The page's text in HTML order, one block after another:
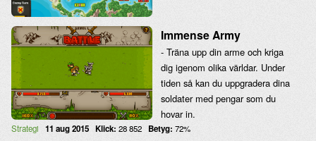
Immense Army
- Träna upp din arme och kriga
dig igenom olika världar. Under
tiden så kan du uppgradera dina
soldater med pengar som du
hovar in.
Strategi 11 aug 2015 Klick: 28 852 Betyg: 72%